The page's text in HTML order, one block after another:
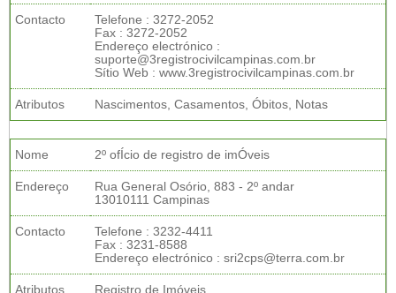
Contacto
Telefone : 3272-2052
Fax : 3272-2052
Endereço electrónico :
suporte@3registrocivilcampinas.com.br
Sítio Web : www.3registrocivilcampinas.com.br
Atributos Nascimentos, Casamentos, Óbitos, Notas
Nome 2º ofÍcio de registro de imÓveis
Endereço
Rua General Osório, 883 - 2º andar
13010111 Campinas
Contacto
Telefone : 3232-4411
Fax : 3231-8588
Endereço electrónico : sri2cps@terra.com.br
Atributos Registro de Imóveis